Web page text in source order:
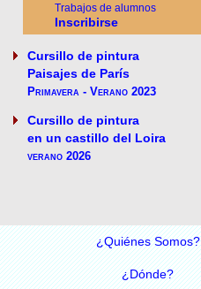
Trabajos de alumnos
Inscribirse
Cursillo de pintura
Paisajes de París
Primavera - Verano 2023
Cursillo de pintura
en un castillo del Loira
verano 2026
¿Quiénes Somos?
¿Dónde?